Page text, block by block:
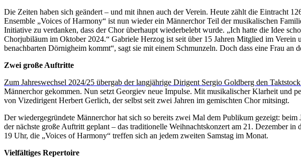
Die Zeiten haben sich geändert – und mit ihnen auch der Verein. Heute zählt die Eintracht
Ensemble „Voices of Harmony“ ist nun wieder ein Männerchor Teil der musikalischen
Initiative zu verdanken, dass der Chor überhaupt wiederbelebt wurde. „Ich hatte die Idee
Chorjubiläum im Oktober 2024.“ Gabriele Herzog ist seit über 15 Jahren Mitglied im
benachbarten Dörnigheim kommt“, sagt sie mit einem Schmunzeln. Doch dass eine Frau
Zwei große Auftritte
Zum Jahreswechsel 2024/25 übergab der langjährige Dirigent Sergio Goldberg den
Männerchor gekommen. Nun setzt Georgiev neue Impulse. Mit musikalischer Klarheit und
von Vizedirigent Herbert Gerlich, der selbst seit zwei Jahren im gemischten Chor mitsingt.
Der wiedergegründete Männerchor hat sich so bereits zwei Mal dem Publikum gezeigt:
der nächste große Auftritt geplant – das traditionelle Weihnachtskonzert am 21. Dezember
19 Uhr, die „Voices of Harmony“ treffen sich an jedem zweiten Samstag im Monat.
Vielfältiges Repertoire